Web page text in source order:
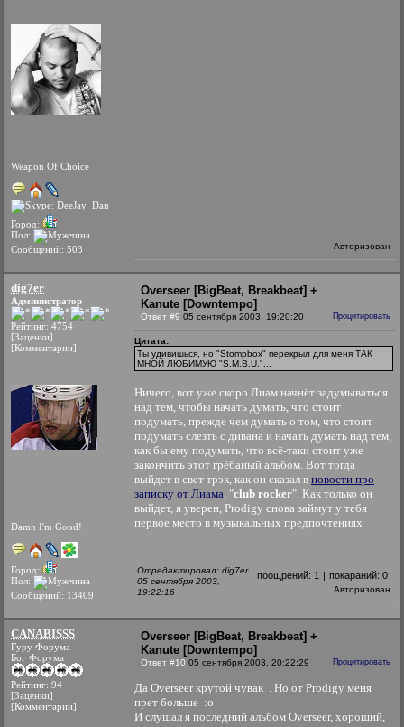
Weapon Of Choice
Город:
Пол:
Сообщений: 503
Авторизован
dig7er
Администратор
Рейтинг: 4754
[Заценки]
[Комментарии]
Damn I'm Good!
Город:
Пол:
Сообщений: 13409
Overseer [BigBeat, Breakbeat] +
Kanute [Downtempo]
Ответ #9 05 сентября 2003, 19:20:20 Процитировать
Цитата:
Ты удивишься, но "Stompbox" перекрыл для меня ТАК
МНОЙ ЛЮБИМУЮ "S.M.B.U."...
Ничего, вот уже скоро Лиам начнёт задумываться
над тем, чтобы начать думать, что стоит
подумать, прежде чем думать о том, что стоит
подумать слезть с дивана и начать думать над тем,
как бы ему подумать, что всё-таки стоит уже
закончить этот грёбаный альбом. Вот тогда
выйдет в свет трэк, как он сказал в новости про
записку от Лиама, "club rocker". Как только он
выйдет, я уверен, Prodigy снова займут у тебя
первое место в музыкальных предпочтениях
Отредактировал: dig7er
05 сентября 2003,
19:22:16
поощрений: 1 | покараний: 0
Авторизован
CANABISSS
Гуру Форума
Бог Форума
Рейтинг: 94
[Заценки]
[Комментарии]
Overseer [BigBeat, Breakbeat] +
Kanute [Downtempo]
Ответ #10 05 сентября 2003, 20:22:29 Процитировать
Да Overseer крутой чувак . Но от Prodigy меня
прет больше :o
И слушал я последний альбом Overseer, хороший,